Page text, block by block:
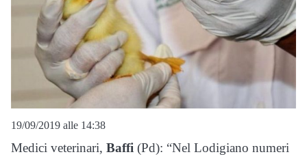
19/09/2019 alle 14:38
Medici veterinari, Baffi (Pd): “Nel Lodigiano numeri